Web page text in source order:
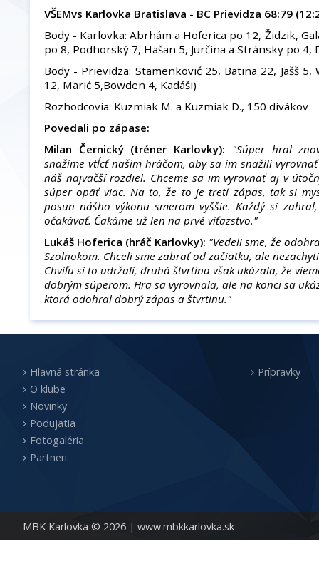
VŠEMvs Karlovka Bratislava - BC Prievidza 68:79
Body - Karlovka: Abrhám a Hoferica po 12, Židzik,
po 8, Podhorský 7, Hašan 5, Jurčina a Stránsky po 4,
Body - Prievidza: Stamenković 25, Batina 22, Jašš
12, Marić 5,Bowden 4, Kadáši)
Rozhodcovia: Kuzmiak M. a Kuzmiak D., 150 divákov
Povedali po zápase:
Milan Černický (tréner Karlovky): "Súper hral
snažíme vtĺcť našim hráčom, aby sa im snažili
náš najväčší rozdiel. Chceme sa im vyrovnať aj v
súper opäť viac. Na to, že to je tretí zápas, tak si
posun nášho výkonu smerom vyššie. Každý si
očakávať. Čakáme už len na prvé víťazstvo."
Lukáš Hoferica (hráč Karlovky): "Vedeli sme, že
Szolnokom. Chceli sme zabrať od začiatku, ale
Chvíľu si to udržali, druhá štvrtina však ukázala, že
dobrým súperom. Hra sa vyrovnala, ale na konci sa
ktorá odohral dobrý zápas a štvrtinu."
MBK Karlovka © 2026 | www.mbkkarlovka.sk
Hlavná stránka
O klube
Novinky
Podujatia
Fotogaléria
Partneri
Prípravky